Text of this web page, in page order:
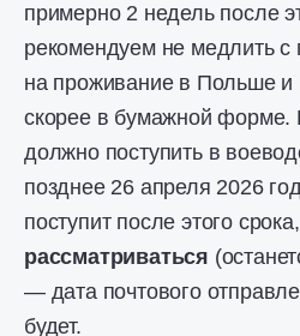
примерно 2 недель после
рекомендуем не медлить с
на проживание в Польше и
скорее в бумажной форме.
должно поступить в
позднее 26 апреля 2026
поступит после этого
рассматриваться
— дата почтового
будет.